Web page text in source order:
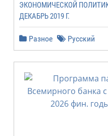
ЭКОНОМИЧЕСКОЙ
ДЕКАБРЬ 2019 Г.
Разное Русский